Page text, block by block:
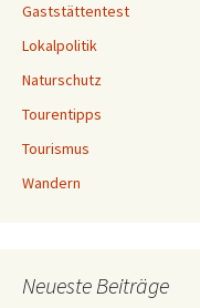
Gaststättentest
Lokalpolitik
Naturschutz
Tourentipps
Tourismus
Wandern
Neueste Beiträge